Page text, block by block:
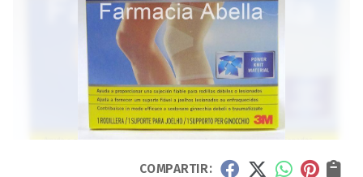
COMPARTIR: